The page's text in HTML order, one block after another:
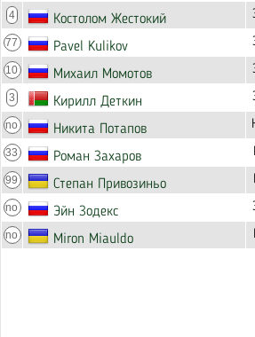
4 Костолом Жестокий
77 Pavel Kulikov
10 Михаил Момотов
3 Кирилл Деткин
no Никита Потапов
33 Роман Захаров
99 Степан Привозиньо
no Эйн Зодекс
no Miron Miauldo